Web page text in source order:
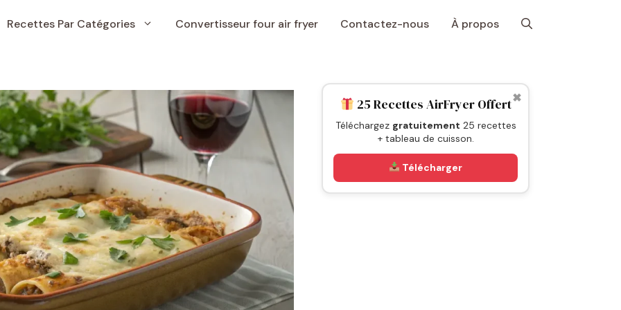
Recettes Par Catégories Convertisseur four air fryer Contactez-nous À propos
✖
25 Recettes AirFryer Offert
Téléchargez gratuitement 25 recettes
+ tableau de cuisson.
Télécharger